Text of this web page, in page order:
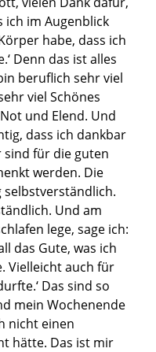
ich im Augenblick
habe, dass ich
Denn das ist alles
beruflich sehr viel
viel Schönes
und Elend. Und
dass ich dankbar
sind für die guten
werden. Die
selbstverständlich.
Und am
lege, sage ich:
das Gute, was ich
Vielleicht auch für
Das sind so
mein Wochenende
nicht einen
hätte. Das ist mir